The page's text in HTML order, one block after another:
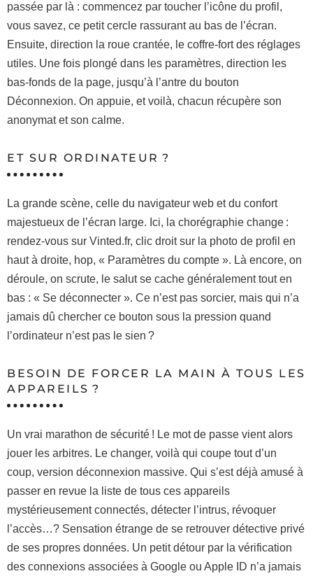
passée par là : commencez par toucher l’icône du profil,
vous savez, ce petit cercle rassurant au bas de l’écran.
Ensuite, direction la roue crantée, le coffre-fort des réglages
utiles. Une fois plongé dans les paramètres, direction les
bas-fonds de la page, jusqu’à l’antre du bouton
Déconnexion. On appuie, et voilà, chacun récupère son
anonymat et son calme.
ET SUR ORDINATEUR ?
La grande scène, celle du navigateur web et du confort
majestueux de l’écran large. Ici, la chorégraphie change :
rendez-vous sur Vinted.fr, clic droit sur la photo de profil en
haut à droite, hop, « Paramètres du compte ». Là encore, on
déroule, on scrute, le salut se cache généralement tout en
bas : « Se déconnecter ». Ce n’est pas sorcier, mais qui n’a
jamais dû chercher ce bouton sous la pression quand
l’ordinateur n’est pas le sien ?
BESOIN DE FORCER LA MAIN À TOUS LES
APPAREILS ?
Un vrai marathon de sécurité ! Le mot de passe vient alors
jouer les arbitres. Le changer, voilà qui coupe tout d’un
coup, version déconnexion massive. Qui s’est déjà amusé à
passer en revue la liste de tous ces appareils
mystérieusement connectés, détecter l’intrus, révoquer
l’accès…? Sensation étrange de se retrouver détective privé
de ses propres données. Un petit détour par la vérification
des connexions associées à Google ou Apple ID n’a jamais